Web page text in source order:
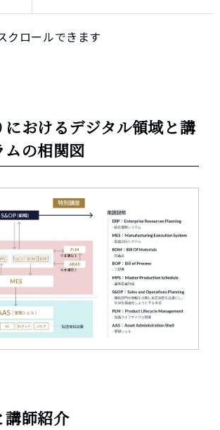
クロールできます
におけるデジタル領域と講
ムの相関図
講師紹介